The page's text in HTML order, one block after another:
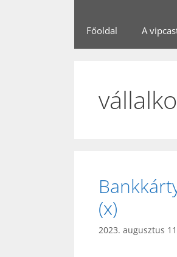
Főoldal A
(x)
2023. augusztus